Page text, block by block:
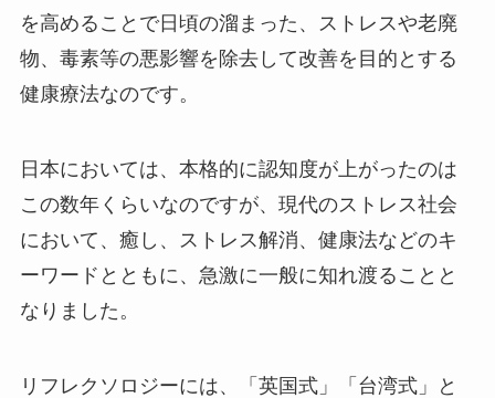
を高めることで日頃の溜まった、ストレスや老廃
物、毒素等の悪影響を除去して改善を目的とする
健康療法なのです。
日本においては、本格的に認知度が上がったのは
この数年くらいなのですが、現代のストレス社会
において、癒し、ストレス解消、健康法などのキ
ーワードとともに、急激に一般に知れ渡ることと
なりました。
リフレクソロジーには、「英国式」「台湾式」と